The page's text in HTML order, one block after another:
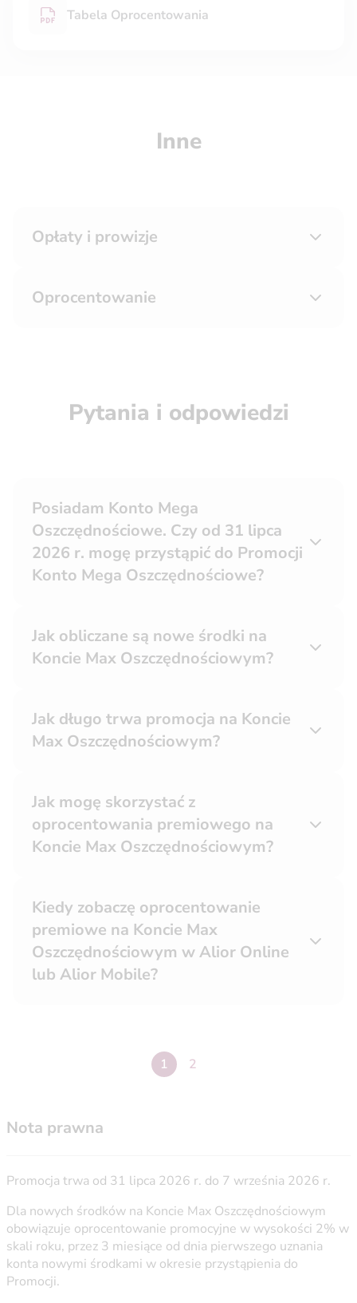
Tabela Oprocentowania
Inne
Opłaty i prowizje
Oprocentowanie
Pytania i odpowiedzi
Posiadam Konto Mega
Oszczędnościowe. Czy od 31 lipca
2026 r. mogę przystąpić do Promocji
Konto Mega Oszczędnościowe?
Jak obliczane są nowe środki na
Koncie Max Oszczędnościowym?
Jak długo trwa promocja na Koncie
Max Oszczędnościowym?
Jak mogę skorzystać z
oprocentowania premiowego na
Koncie Max Oszczędnościowym?
Kiedy zobaczę oprocentowanie
premiowe na Koncie Max
Oszczędnościowym w Alior Online
lub Alior Mobile?
strona
1 Następna strona
2
Nota prawna
Promocja trwa od 31 lipca 2026 r. do 7 września 2026 r.
Dla nowych środków na Koncie Max Oszczędnościowym
obowiązuje oprocentowanie promocyjne w wysokości 2% w
skali roku, przez 3 miesiące od dnia pierwszego uznania
konta nowymi środkami w okresie przystąpienia do
Promocji.